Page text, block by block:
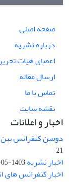
صفحه اصلی
درباره نشریه
اعضای هیات
ارسال مقاله
تماس با ما
نقشه سایت
اخبار و اعلانات
دومین کنفرانس بین
21
اخبار نشریه1403-05-03
اخبار کنفرانس های